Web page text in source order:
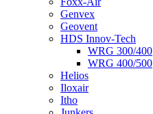
Genvex
Geovent
HDS Innov-Tech
WRG 300/400
WRG 400/500
Helios
Iloxair
Itho